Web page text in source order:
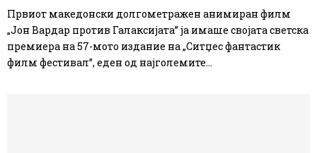
Првиот македонски долгометражен анимиран филм
„Јон Вардар против Галаксијата” ја имаше својата светска
премиера на 57-мото издание на „Ситџес фантастик
филм фестивал”, еден од најголемите...